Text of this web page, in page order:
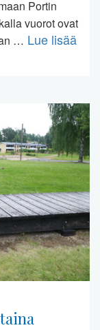
Portin
vuorot ovat
… Lue lisää